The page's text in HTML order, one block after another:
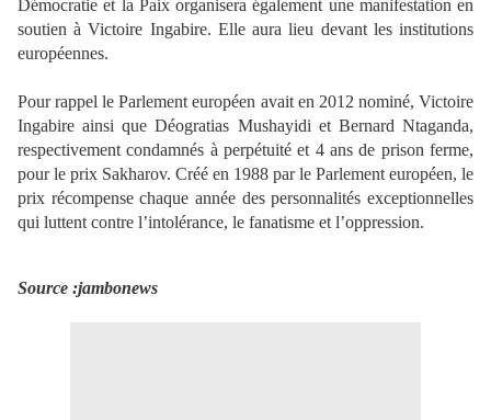
Démocratie et la Paix organisera également une manifestation en
soutien à Victoire Ingabire. Elle aura lieu devant les institutions
européennes.
Pour rappel le Parlement européen avait en 2012 nominé, Victoire
Ingabire ainsi que Déogratias Mushayidi et Bernard Ntaganda,
respectivement condamnés à perpétuité et 4 ans de prison ferme,
pour le prix Sakharov. Créé en 1988 par le Parlement européen, le
prix récompense chaque année des personnalités exceptionnelles
qui luttent contre l’intolérance, le fanatisme et l’oppression.
Source :jambonews